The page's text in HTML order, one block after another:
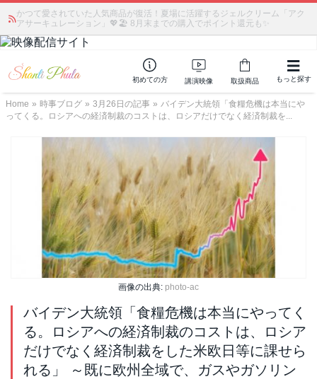
かつて愛されていた人気商品が復活！夏場に活躍するジェルクリーム「アク
アサーキュレーション」💖🏖️ 8月末までの購入でポイント還元も✨
初めての方 講演映像 取扱商品 もっと探す
Home » 時事ブログ » 3月26日の記事 » バイデン大統領「食糧危機は本当にや
ってくる。ロシアへの経済制裁のコストは、ロシアだけでなく経済制裁を...
画像の出典: photo-ac
バイデン大統領「食糧危機は本当にやってく
る。ロシアへの経済制裁のコストは、ロシア
だけでなく経済制裁をした米欧日等に課せら
れる」 ～既に欧州全域で、ガスやガソリン